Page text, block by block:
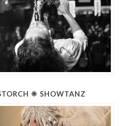
❈ SHOWTANZ